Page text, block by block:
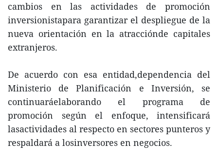
cambios en las actividades de promoción
inversionistapara garantizar el despliegue de la
nueva orientación en la atracciónde capitales
extranjeros.
De acuerdo con esa entidad,dependencia del
Ministerio de Planificación e Inversión, se
continuaráelaborando el programa de
promoción según el enfoque, intensificará
lasactividades al respecto en sectores punteros y
respaldará a losinversores en negocios.